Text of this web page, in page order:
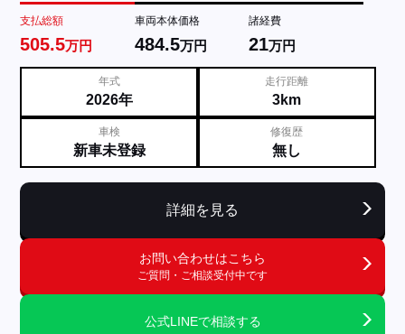
支払総額
505.5万円
車両本体価格
484.5万円
諸経費
21万円
年式
2026年
走行距離
3km
車検
新車未登録
修復歴
無し
詳細を見る
お問い合わせはこちら
ご質問・ご相談受付中です
公式LINEで相談する